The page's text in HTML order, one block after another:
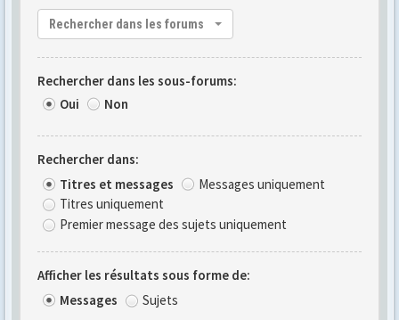
Rechercher dans les forums
Rechercher dans les sous-forums:
Oui
Non
Rechercher dans:
Titres et messages
Messages uniquement
Titres uniquement
Premier message des sujets uniquement
Afficher les résultats sous forme de:
Messages
Sujets